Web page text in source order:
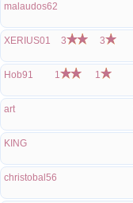
malaudos62
XERIUS01 3 3
Hob91 1 1
art
KING
christobal56